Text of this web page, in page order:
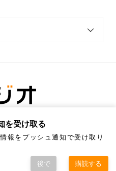
と塩をひとつまみ. All Rights Reserved.
を受け取る
報をプッシュ通知で受け取り
後で 購読する